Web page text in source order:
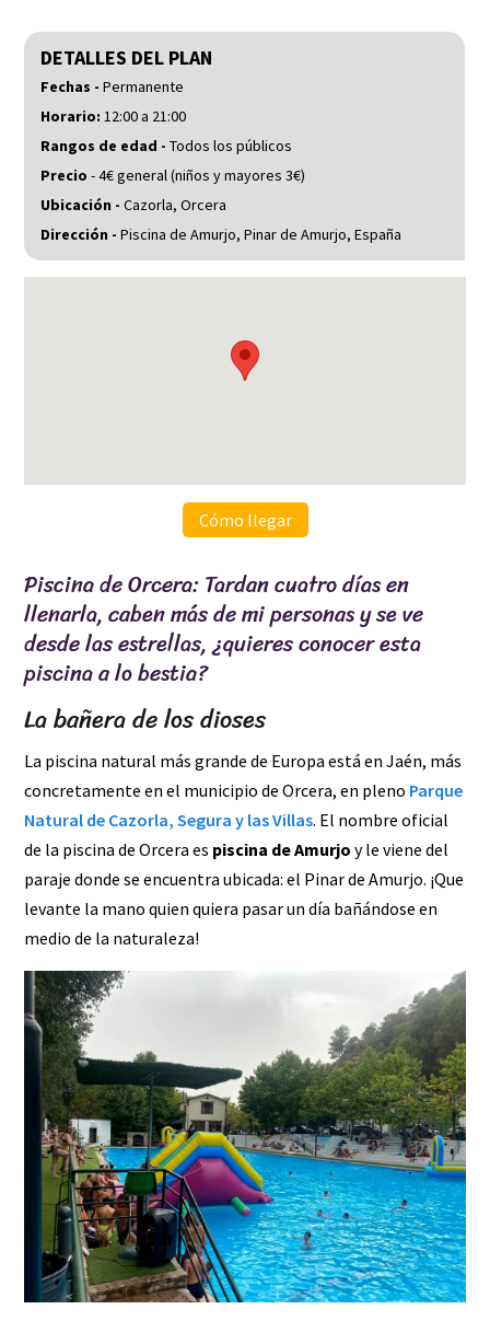
DETALLES DEL PLAN
Fechas -Permanente
Horario:12:00 a 21:00
Rangos de edad -Todos los públicos
Precio - 4€ general (niños y mayores 3€)
Ubicación -Cazorla, Orcera
Dirección -Piscina de Amurjo, Pinar de Amurjo, España
Cómo llegar
Piscina de Orcera: Tardan cuatro días en
llenarla, caben más de mi personas y se ve
desde las estrellas, ¿quieres conocer esta
piscina a lo bestia?
La bañera de los dioses
La piscina natural más grande de Europa está en Jaén, más
concretamente en el municipio de Orcera, en pleno Parque
Natural de Cazorla, Segura y las Villas. El nombre oficial
de la piscina de Orcera es piscina de Amurjo y le viene del
paraje donde se encuentra ubicada: el Pinar de Amurjo. ¡Que
levante la mano quien quiera pasar un día bañándose en
medio de la naturaleza!